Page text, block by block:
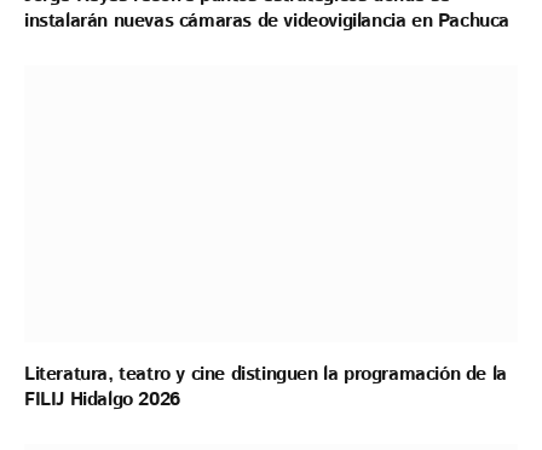
instalarán nuevas cámaras de videovigilancia en Pachuca
Literatura, teatro y cine distinguen la programación de la
FILIJ Hidalgo 2026